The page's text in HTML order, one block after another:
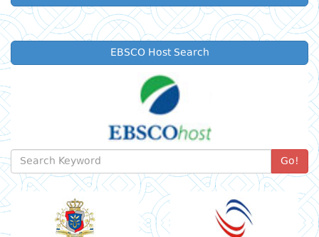
EBSCO Host Search
Go!